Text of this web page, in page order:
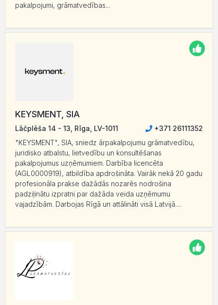
pakalpojumi, grāmatvedības...
KEYSMENT, SIA
Lāčplēša 14 - 13, Rīga, LV-1011
+371 26111352
"KEYSMENT", SIA, sniedz ārpakalpojumu grāmatvedību,
juridisko atbalstu, lietvedību un konsultēšanas
pakalpojumus uzņēmumiem. Darbība licencēta
(AGL0000919), atbildība apdrošināta. Vairāk nekā 20 gadu
profesionāla prakse dažādās nozarēs nodrošina
padziļinātu izpratni par dažāda veida uzņēmumu
vajadzībām. Darbojas Rīgā un attālināti visā Latvijā....